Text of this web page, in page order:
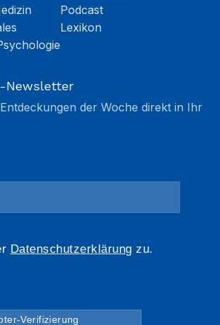
Podcast
Lexikon
Newsletter
der Woche direkt in Ihr